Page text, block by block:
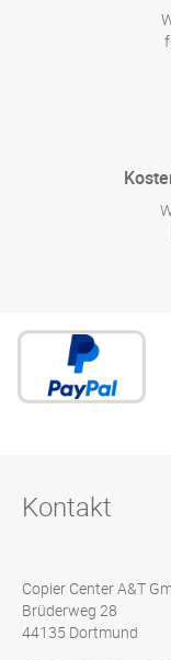
Kontakt
Copier Center A&T
Brüderweg 28
44135 Dortmund